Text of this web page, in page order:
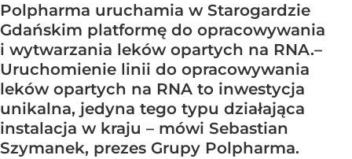
Polpharma uruchamia w Starogardzie
Gdańskim platformę do opracowywania
i wytwarzania leków opartych na RNA.–
Uruchomienie linii do opracowywania
leków opartych na RNA to inwestycja
unikalna, jedyna tego typu działająca
instalacja w kraju – mówi Sebastian
Szymanek, prezes Grupy Polpharma.